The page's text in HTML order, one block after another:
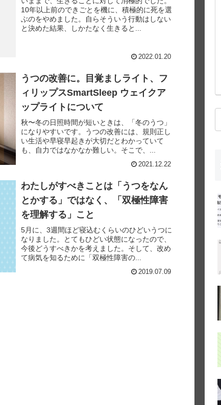
10年以上前のできごとを機に、積極的に死を選
ぶのをやめました。自らそういう行動はしない
と決めた結果、しかたなく生きると...
2022.01.20
うつの改善に。目覚ましライト、フ
ィリップスSmartSleep ウェイクア
ップライトについて
秋〜冬の日照時間が短いときは、「冬のうつ」
になりやすいです。うつの改善には、規則正し
い生活や早寝早起きが大切だとわかっていて
も、自力ではなかなか難しい。そこで、...
2021.12.22
わたしがすべきことは「うつをなん
とかする」ではなく、「双極性障害
を理解する」こと
5月に、3週間ほど寝込むくらいのひどいうつに
なりました。とてもひどい状態になったので、
今後どうすべきかを考えました。そして、改め
て病気を知るために「双極性障害の...
2019.07.09